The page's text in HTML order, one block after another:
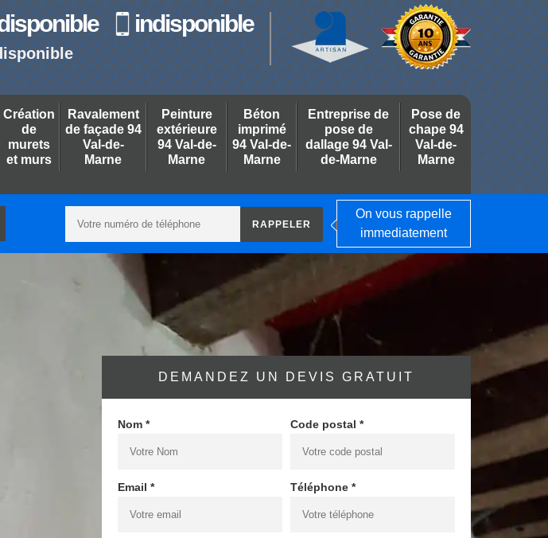
indisponible
Création
de
murets
et murs
Ravalement
de façade 94
Val-de-
Marne
Peinture
extérieure
94 Val-de-
Marne
Béton
imprimé
94 Val-de-
Marne
Entreprise de
pose de
dallage 94 Val-
de-Marne
Pose de
chape 94
Val-de-
Marne
On vous rappelle
immediatement
DEMANDEZ UN DEVIS GRATUIT
Nom * Code postal *
Email * Téléphone *